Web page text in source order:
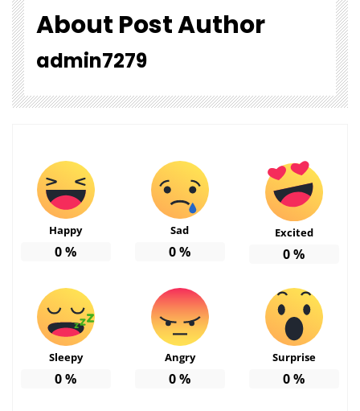
About Post Author
admin7279
Happy
0%
Sad
0%
Excited
0%
Sleepy
0%
Angry
0%
Surprise
0%